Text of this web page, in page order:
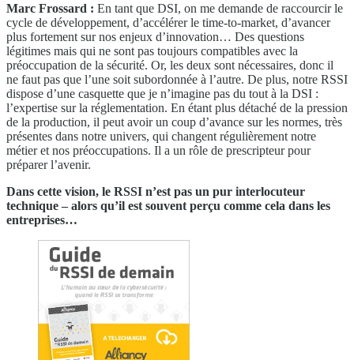
Marc Frossard : En tant que DSI, on me demande de raccourcir le
cycle de développement, d’accélérer le time-to-market, d’avancer
plus fortement sur nos enjeux d’innovation… Des questions
légitimes mais qui ne sont pas toujours compatibles avec la
préoccupation de la sécurité. Or, les deux sont nécessaires, donc il
ne faut pas que l’une soit subordonnée à l’autre. De plus, notre RSSI
dispose d’une casquette que je n’imagine pas du tout à la DSI :
l’expertise sur la réglementation. En étant plus détaché de la pression
de la production, il peut avoir un coup d’avance sur les normes, très
présentes dans notre univers, qui changent régulièrement notre
métier et nos préoccupations. Il a un rôle de prescripteur pour
préparer l’avenir.
Dans cette vision, le RSSI n’est pas un pur interlocuteur
technique – alors qu’il est souvent perçu comme cela dans les
entreprises…